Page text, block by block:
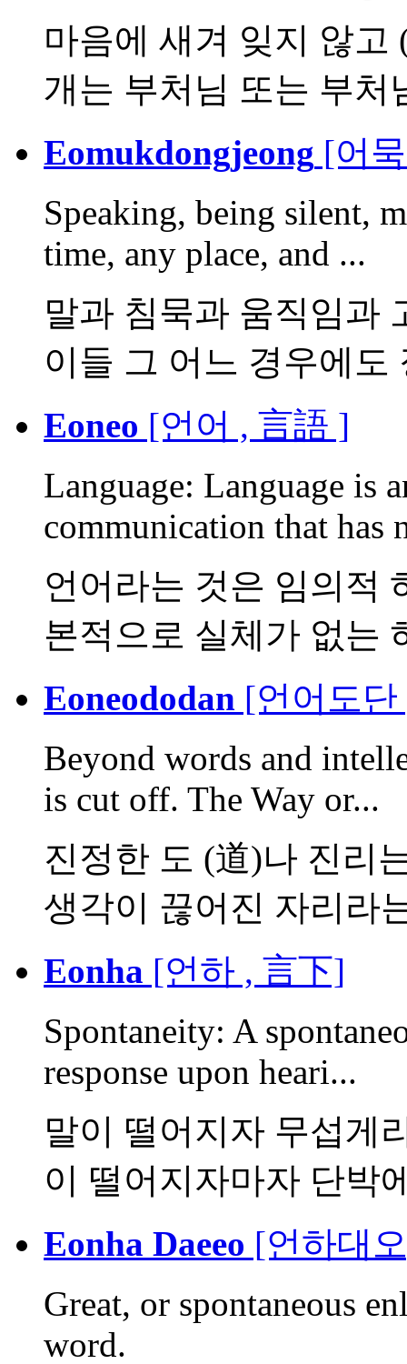
마음에 새겨 잊지 않고
개는 부처님 또는 부처
Eomukdongjeong [어
Speaking, being silent,
time, any place, and ...
말과 침묵과 움직임과
이들 그 어느 경우에도
Eoneo [언어 , 言語 ]
Language: Language is
communication that has
언어라는 것은 임의적
본적으로 실체가 없는
Eoneododan [언어도
Beyond words and
is cut off. The Way or...
진정한 도 (道)나 진리
생각이 끊어진 자리라
Eonha [언하 , 言下]
Spontaneity: A
response upon heari...
말이 떨어지자 무섭게
이 떨어지자마자 단박
Eonha Daeeo [언하대
Great, or spontaneous
word.